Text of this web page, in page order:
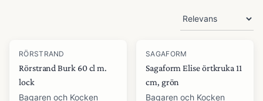
RÖRSTRAND
Rörstrand Burk 60 cl m.
lock
Bagaren och Kocken
SAGAFORM
Sagaform Elise örtkruka 11
cm, grön
Bagaren och Kocken